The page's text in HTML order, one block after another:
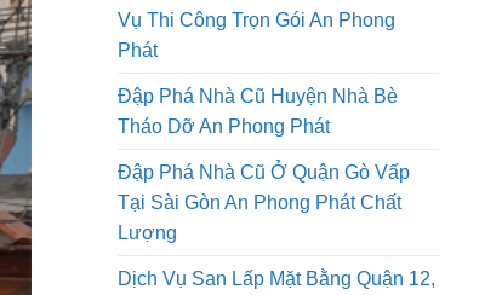
Tân Phú Dịch Vụ Thi Công Uy Tín
Tháo Dỡ Nhà Cũ Quận Gò Vấp Dịch
Vụ Thi Công Trọn Gói An Phong
Phát
Đập Phá Nhà Cũ Huyện Nhà Bè
Tháo Dỡ An Phong Phát
Đập Phá Nhà Cũ Ở Quận Gò Vấp
Tại Sài Gòn An Phong Phát Chất